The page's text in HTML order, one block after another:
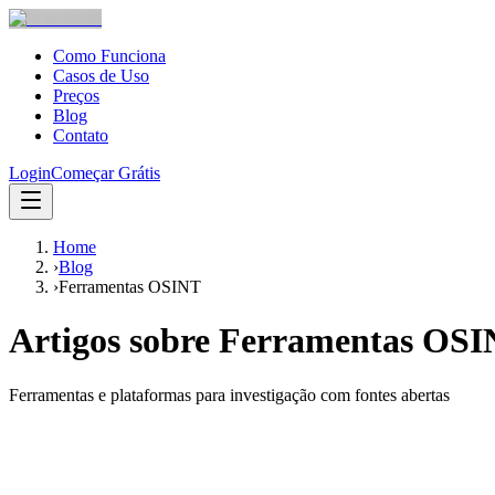
Como Funciona
Casos de Uso
Preços
Blog
Contato
LoginComeçar Grátis
Home
›Blog
›Ferramentas OSINT
Artigos sobre Ferramentas
Ferramentas e plataformas para investigação com fontes abertas